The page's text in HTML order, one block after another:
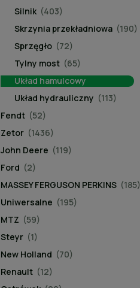
Silnik (403)
Skrzynia przekładniowa (190)
Sprzęgło (72)
Tylny most (65)
Układ hamulcowy
Układ hydrauliczny (113)
Fendt (52)
Zetor (1436)
John Deere (119)
Ford (2)
MASSEY FERGUSON PERKINS (185)
Uniwersalne (195)
MTZ (59)
Steyr (1)
New Holland (70)
Renault (12)